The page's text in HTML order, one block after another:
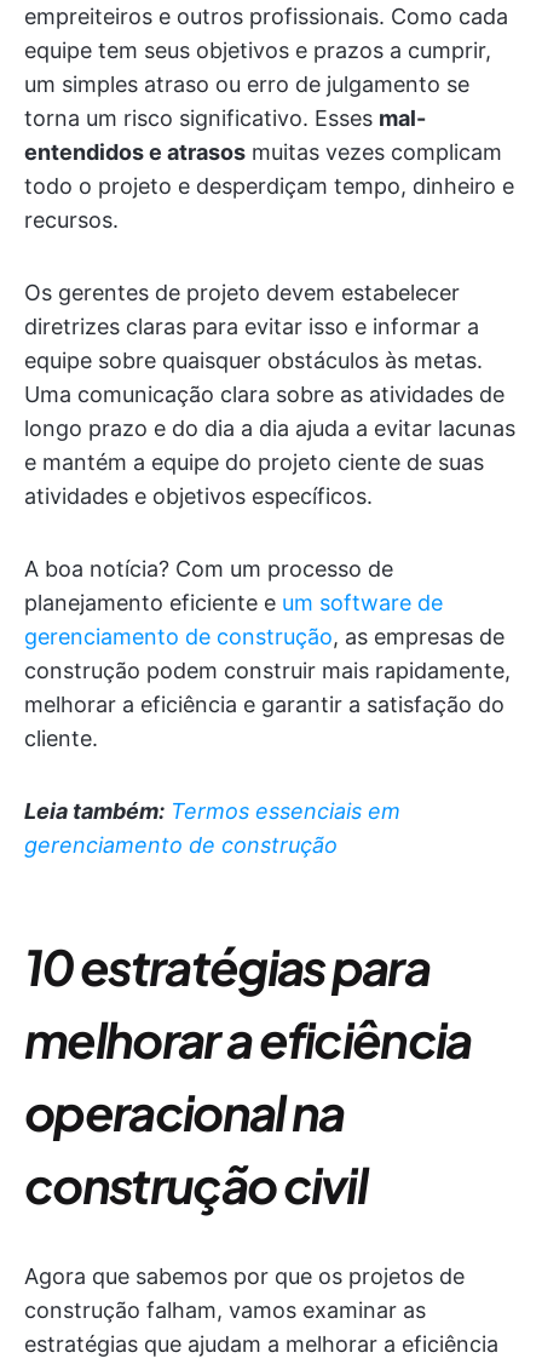
empreiteiros e outros profissionais. Como cada
equipe tem seus objetivos e prazos a cumprir,
um simples atraso ou erro de julgamento se
torna um risco significativo. Esses mal-
entendidos e atrasos muitas vezes complicam
todo o projeto e desperdiçam tempo, dinheiro e
recursos.
Os gerentes de projeto devem estabelecer
diretrizes claras para evitar isso e informar a
equipe sobre quaisquer obstáculos às metas.
Uma comunicação clara sobre as atividades de
longo prazo e do dia a dia ajuda a evitar lacunas
e mantém a equipe do projeto ciente de suas
atividades e objetivos específicos.
A boa notícia? Com um processo de
planejamento eficiente e um software de
gerenciamento de construção, as empresas de
construção podem construir mais rapidamente,
melhorar a eficiência e garantir a satisfação do
cliente.
Leia também: Termos essenciais em
gerenciamento de construção
10 estratégias para
melhorar a eficiência
operacional na
construção civil
Agora que sabemos por que os projetos de
construção falham, vamos examinar as
estratégias que ajudam a melhorar a eficiência